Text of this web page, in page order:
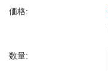
価格:
数量: